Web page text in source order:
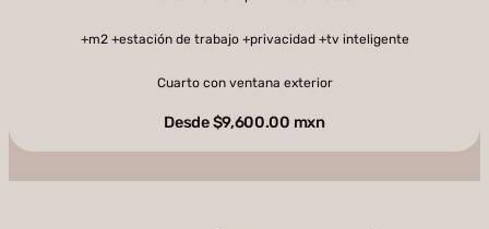
+m2 +estación de trabajo +privacidad +tv inteligente
Cuarto con ventana exterior
Desde $9,600.00 mxn